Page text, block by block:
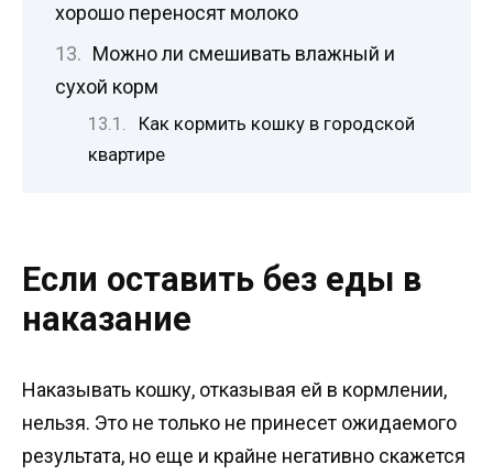
хорошо переносят молоко
Можно ли смешивать влажный и
сухой корм
Как кормить кошку в городской
квартире
Если оставить без еды в
наказание
Наказывать кошку, отказывая ей в кормлении,
нельзя. Это не только не принесет ожидаемого
результата, но еще и крайне негативно скажется